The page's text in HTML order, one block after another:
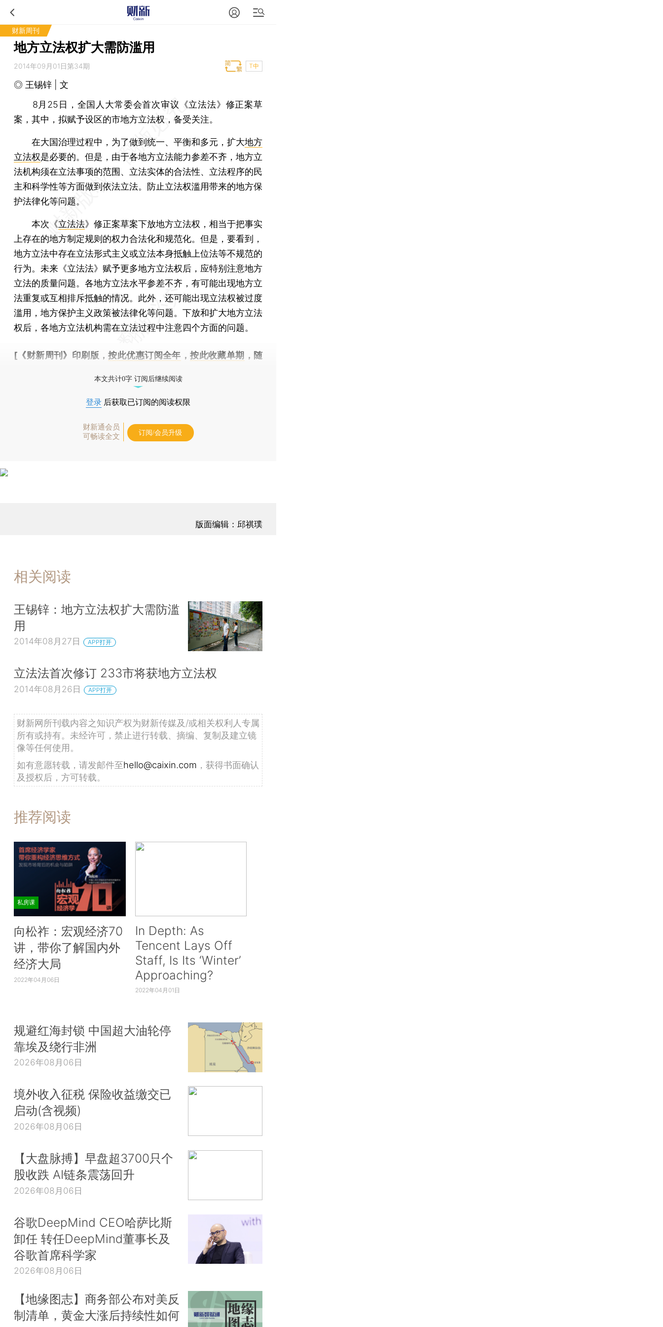
财新周刊
地方立法权扩大需防滥用
2014年09月01日第34期 T中
◎ 王锡锌 | 文
8月25日，全国人大常委会首次审议《立法法》修正案草
案，其中，拟赋予设区的市地方立法权，备受关注。
在大国治理过程中，为了做到统一、平衡和多元，扩大地方
立法权是必要的。但是，由于各地方立法能力参差不齐，地方立
法机构须在立法事项的范围、立法实体的合法性、立法程序的民
主和科学性等方面做到依法立法。防止立法权滥用带来的地方保
护法律化等问题。
本次《立法法》修正案草案下放地方立法权，相当于把事实
上存在的地方制定规则的权力合法化和规范化。但是，要看到，
地方立法中存在立法形式主义或立法本身抵触上位法等不规范的
行为。未来《立法法》赋予更多地方立法权后，应特别注意地方
立法的质量问题。各地方立法水平参差不齐，有可能出现地方立
法重复或互相排斥抵触的情况。此外，还可能出现立法权被过度
滥用，地方保护主义政策被法律化等问题。下放和扩大地方立法
权后，各地方立法机构需在立法过程中注意四个方面的问题。
[《财新周刊》印刷版，按此优惠订阅全年 ，按此收藏单期 ，随
本文共计0字 订阅后继续阅读
登录 后获取已订阅的阅读权限
财新通会员
可畅读全文
订阅/会员升级
版面编辑：邱祺璞
相关阅读
王锡锌：地方立法权扩大需防滥
用
2014年08月27日 APP打开
立法法首次修订 233市将获地方立法权
2014年08月26日 APP打开
财新网所刊载内容之知识产权为财新传媒及/或相关权利人专属
所有或持有。未经许可，禁止进行转载、摘编、复制及建立镜
像等任何使用。
如有意愿转载，请发邮件至hello@caixin.com ，获得书面确认
及授权后，方可转载。
推荐阅读
私房课
向松祚：宏观经济70
讲，带你了解国内外
经济大局
2022年04月06日
In Depth: As
Tencent Lays Off
Staff, Is Its ‘Winter’
Approaching?
2022年04月01日
规避红海封锁 中国超大油轮停
靠埃及绕行非洲
2026年08月06日
境外收入征税 保险收益缴交已
启动(含视频)
2026年08月06日
【大盘脉搏】早盘超3700只个
股收跌 AI链条震荡回升
2026年08月06日
谷歌DeepMind CEO哈萨比斯
卸任 转任DeepMind董事长及
谷歌首席科学家
2026年08月06日
【地缘图志】商务部公布对美反
制清单，黄金大涨后持续性如何